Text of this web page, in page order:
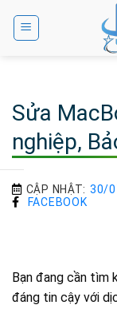
Sửa
nghiệp,
CẬP NHẬT: 30/
FACEBOOK
Bạn đang cần tìm
đáng tin cậy với